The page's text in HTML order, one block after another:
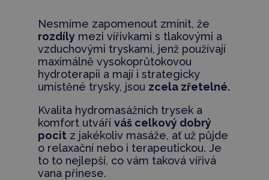
Nesmíme zapomenout zmínit, že
rozdílymezi vířivkami s tlakovými a
vzduchovými tryskami, jenž používají
maximálně vysokoprůtokovou
hydroterapii a mají i strategicky
umístěné trysky, jsou zcela zřetelné.
Kvalita hydromasážních trysek a
komfort utváří váš celkový dobrý
pocitz jakékoliv masáže, ať už půjde
o relaxační nebo i terapeutickou. Je
to to nejlepší, co vám taková vířivá
vana přinese.